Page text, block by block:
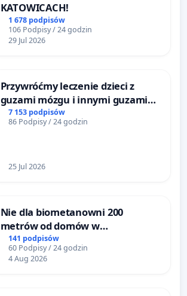
KATOWICACH!
1 678 podpisów
106 Podpisy / 24 godzin
29 Jul 2026
Przywróćmy leczenie dzieci z
guzami mózgu i innymi guzami
litymi do Górnośląskiego
Centrum Zdrowia Dziecka w
7 153 podpisów
86 Podpisy / 24 godzin
25 Jul 2026
Nie dla biometanowni 200
metrów od domów w
Biernatkach, gm. Wądroże
Wielkie
141 podpisów
60 Podpisy / 24 godzin
4 Aug 2026